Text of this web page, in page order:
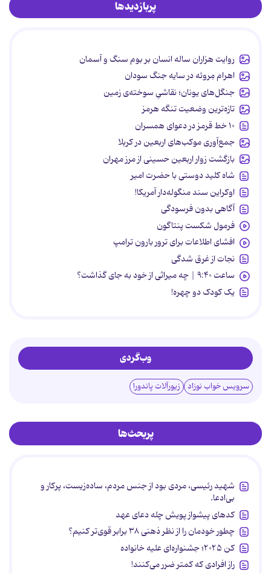
پربازدیدها
روایت هزاران ساله انسان بر بوم سنگ و آسمان
اهرام مِروئه در سایه جنگ سودان
جنگل‌های یونان؛ نقاشیِ سوخته‌ی زمین
تازه‌ترین وضعیت تنگه هرمز
۱۰ خط قرمز در دعوای همسران
جمع‌آوری موکب‌های اربعین در کربلا
بازگشت زوار اربعین حسینی از مرز مهران
شاه کلید دوستی با حضرت امیر
اوکراین سند منگوله‌دار آمریکا!
آگاهی بدون فرسودگی
فرمول شکست پنتاگون
افشای اطلاعات برای ترور بارون ترامپ
نجات از غرق شدگی
ساعت ۹:۴۰ | چه میراثی از خود به جای گذاشت؟
یک کودک دو چهره!
وب‌گردی
سرویس خواب نوزاد زیورآلات پاندورا
پربحث‌ها
شهید رئیسی، مردی بود از جنس مردم، ساده‌زیست، پرکار و
بی‌ادعا.
کدهای پیشواز پویش چله دعای عهد
چطور خودمان را از نظر ذهنی ۳۸ برابر قوی‌تر کنیم؟
کن ۲۰۲۵؛ جشنواره‌ای علیه خانواده
راز افرادی که کمتر ضرر می‌کنند!